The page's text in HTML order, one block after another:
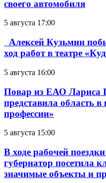
своего автомобиля
5 августа 17:00
Алексей Кузьмин
ход работ в театре
5 августа 16:00
Повар из ЕАО Лариса
представила область
профессии»
5 августа 15:00
В ходе рабочей
губернатор посетила
значимые объекты и